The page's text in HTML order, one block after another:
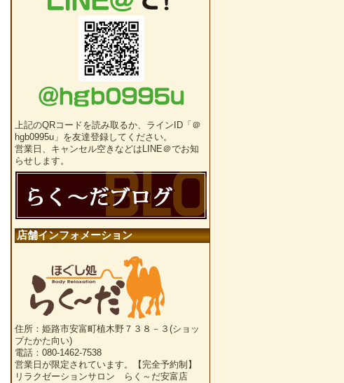
上記のQRコードを読み取るか、ラインID「＠
hgb0995u」を友達登録してください。
営業日、キャンセル空きなどはLINE＠でお知
らせします。
店舗インフォメーション
住所：姫路市安富町植木野７３８－３(ショッ
プたかた向い)
電話：080-1462-7538
営業日が限定されています。【完全予約制】
リラクゼーションサロン らく～だ安富店